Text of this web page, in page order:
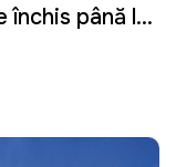
închis până la